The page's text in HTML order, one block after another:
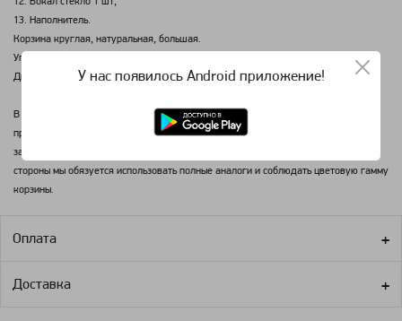
13. Наполнитель.
Корзина круглая, натуральная, большая.
Упаковка целлофан, лента.
Диаметр 40 см Высота 40 см.
В данной продуктовой корзине используются продукты иностранного
производства (Италия, Франция, Испания и пр). В связи с санкциями возможна
замена некоторых компонентов на аналогичные смежных марок. Со своей
стороны мы обязуется использовать полные аналоги и соблюдать цветовую гамму
корзины.
Оплата
Доставка
У нас появилось Android приложение!